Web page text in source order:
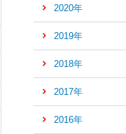
2020年
2019年
2018年
2017年
2016年